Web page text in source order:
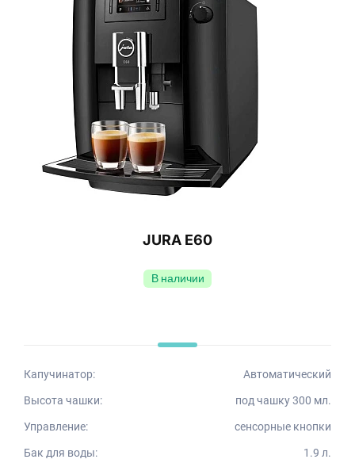
JURA E60
В наличии
Капучинатор: Автоматический
Высота чашки: под чашку 300 мл.
Управление: сенсорные кнопки
Бак для воды: 1.9 л.